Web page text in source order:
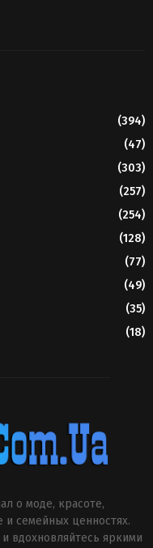
(394)
(47)
(303)
(257)
(254)
(128)
(77)
(49)
(35)
(18)
о моде, красоте,
и семейных ценностях.
вдохновляйтесь яркими